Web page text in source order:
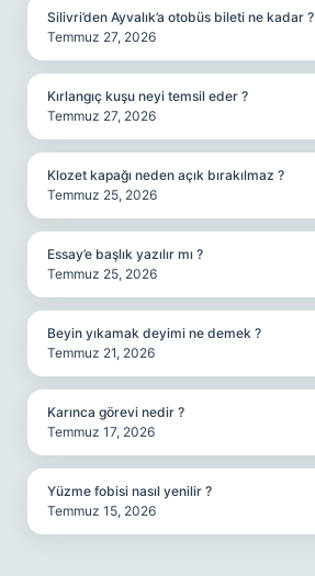
Silivri’den Ayvalık’a otobüs bileti ne kadar ?
Temmuz 27, 2026
Kırlangıç kuşu neyi temsil eder ?
Temmuz 27, 2026
Klozet kapağı neden açık bırakılmaz ?
Temmuz 25, 2026
Essay’e başlık yazılır mı ?
Temmuz 25, 2026
Beyin yıkamak deyimi ne demek ?
Temmuz 21, 2026
Karınca görevi nedir ?
Temmuz 17, 2026
Yüzme fobisi nasıl yenilir ?
Temmuz 15, 2026